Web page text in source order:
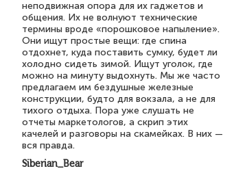
неподвижная опора для их гаджетов и
общения. Их не волнуют технические
термины вроде «порошковое напыление».
Они ищут простые вещи: где спина
отдохнет, куда поставить сумку, будет ли
холодно сидеть зимой. Ищут уголок, где
можно на минуту выдохнуть. Мы же часто
предлагаем им бездушные железные
конструкции, будто для вокзала, а не для
тихого отдыха. Пора уже слушать не
отчеты маркетологов, а скрип этих
качелей и разговоры на скамейках. В них —
вся правда.
Siberian_Bear